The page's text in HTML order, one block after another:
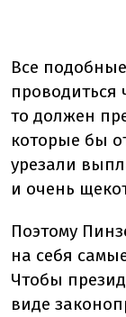
Все
проводиться
то должен
которые бы
урезали
и очень
Поэтому
на себя
Чтобы
виде